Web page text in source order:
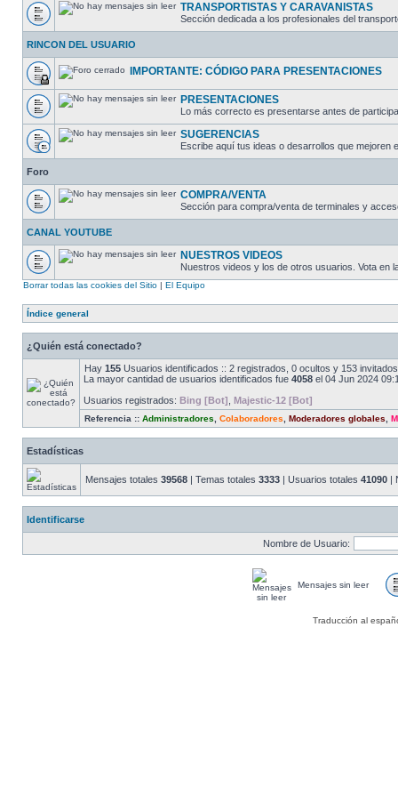
TRANSPORTISTAS Y CARAVANISTAS
Sección dedicada a los profesionales del
RINCON DEL USUARIO
IMPORTANTE: CÓDIGO PARA PRESENTACIONES
PRESENTACIONES
Lo más correcto es presentarse antes de
SUGERENCIAS
Escribe aquí tus ideas o desarrollos que mejoren
Foro
COMPRA/VENTA
Sección para compra/venta de terminales y
CANAL YOUTUBE
NUESTROS VIDEOS
Nuestros videos y los de otros usuarios. Vota en
Borrar todas las cookies del Sitio | El Equipo
Índice general
¿Quién está conectado?
Hay 155 Usuarios identificados :: 2 registrados, 0 ocultos y 153
La mayor cantidad de usuarios identificados fue 4058 el 04 Jun 2024
Usuarios registrados: Bing [Bot] Majestic-12 [Bot]
Referencia :: Administradores Colaboradores Moderadores globales
Estadísticas
Mensajes totales 39568 | Temas totales 3333 | Usuarios totales 41090 |
Identificarse
Nombre de Usuario:
Mensajes sin leer
Traducción al